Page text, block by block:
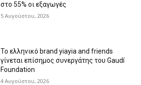
στο 55% οι εξαγωγές
5 Αυγούστου, 2026
Το ελληνικό brand yiayia and friends
γίνεται επίσημος συνεργάτης του Gaudí
Foundation
4 Αυγούστου, 2026